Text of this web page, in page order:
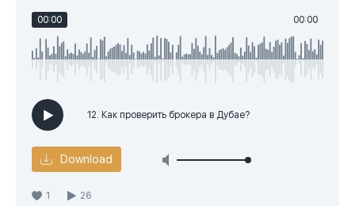
00:00 00:00
12. Как проверить брокера в Дубае?
Download
1 26